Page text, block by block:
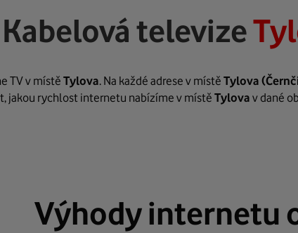
Kabelová televize
TV v místě Tylova. Na každé adrese v místě Tylova
jakou rychlost internetu nabízíme v místě Tylova v dané
Výhody internetu